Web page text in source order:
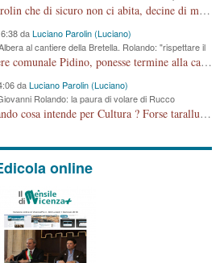
Non sarà utile a lei dott. Parolin che di sicuro non ci abita, decine di migliaia di TIR, automobili e padroncini che passano quotidianamente per una strada appena rotabile, non è più possibile stendere i panni, attraversare la strada senza rischiare la morte, le case stanno crepando, i tempi sono cambiati e la bretella non passerà assolutamente per maddalene (ma cosa sta a dire?!), dia invece responsabilità a chi ha costruito tagliando la strada che doveva invece terminare a isola vicentina e non al moracchino lasciando Motta di Costabissara ancora in panne di traffico. I tempi sono cambiati dottore e se l'anagrafe della vita stagna nell'essere umano impressioni conservatrici, la società non le considera perchè va avanti, si industrializza e ha bisogno di infrastrutture e di sviluppo. Ultima considerazione, se è geloso di Rolando perchè vede in lui solo campagne politiche mentre si difendono i SOLI diritti dei cittadini, la preghiamo faccia considerazioni più appropriate. Saluti e complimenti per i suoi scritti.
daLuciano Parolin (Luciano)
al cantiere della Bretella. Rolando: "rispettare il
Sarebbe ora che il consigliere comunale Pidino, ponesse termine alla campagna elettorale nel territorio del suo seggio Villaggio del Sole. La tiraca è iniziata, distruggerà 6 km di prateria ovest della città, ricca di fonti e sorgenti d'acqua. I cittadini di Maddalene non avranno più Pace la notte. Molta colpa per la costruzione di questa Strada è proprio del signor Rolando,dei suoi gazebo mobili e che vuol far passare questa opera VANDALICA come progetto "utile" a chi ? Non è cosa seria sig. Rolando!
daLuciano Parolin (Luciano)
Rolando: la paura di volare di Rucco
Vorrei sapere dal C.C. Rolando cosa intende per Cultura ? Forse tarallucci, vino e sagre, o spaghetti tricolori del PD ? Il continuo (s)parlare della mostra a Palazzo Chiericati caro consigliere DANNEGGIA FORTEMENTE l'immagine della città TUTTA e fa deviare i consensi che in RUSSIA (badi bene ex U.R.S.S.) sono ECCELLENTI. A livello artistico l'evento è di alta Valenza culturale, COMPITO di Tutta la Cittadinanza fare il possibile per propagandare l'iniziativa senza farne UN CASO PARTITICO come fa Lei da sempre. Meno Gazebo + Partecipazione! E così sia. Amen.
online